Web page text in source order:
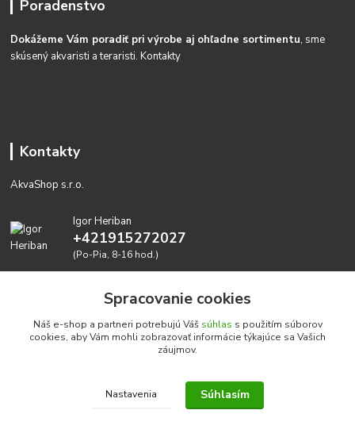
Poradenstvo
Dokážeme Vám poradiť pri výrobe aj ohľadne sortimentu, sme
skúsený akvaristi a teraristi.Kontakty
Kontakty
AkvaShop s.r.o.
Igor Heriban
+421915272027
(Po-Pia, 8-16 hod.)
Realizujeme prírodné akvária: AkvaShop s.r.o. • IBAN:
SK3911000000002947087849
Spracovanie cookies
Náš e-shop a partneri potrebujú Váš súhlas s použitím súborov
cookies, aby Vám mohli zobrazovať informácie týkajúce sa Vašich
záujmov.
Nastavenia Súhlasím